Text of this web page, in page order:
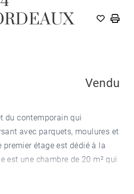
Vendu
du contemporain qui
avec parquets, moulures et
étage est dédié à la
est une chambre de 20 m² qui